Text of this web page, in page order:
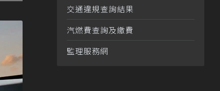
交通違規查詢結果
汽燃費查詢及繳費
監理服務網